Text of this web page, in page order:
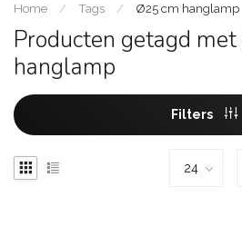
Home / Tags / Ø25 cm hanglamp
Producten getagd
hanglamp
Filters